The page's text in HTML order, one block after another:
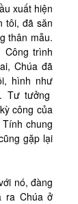
xuất hiện
tôi, đã săn
thân mẫu.
Công trình
Chúa đã
hình như
Tư tưởng
công của
chung
gặp lại
nó, đàng
ra Chúa ở